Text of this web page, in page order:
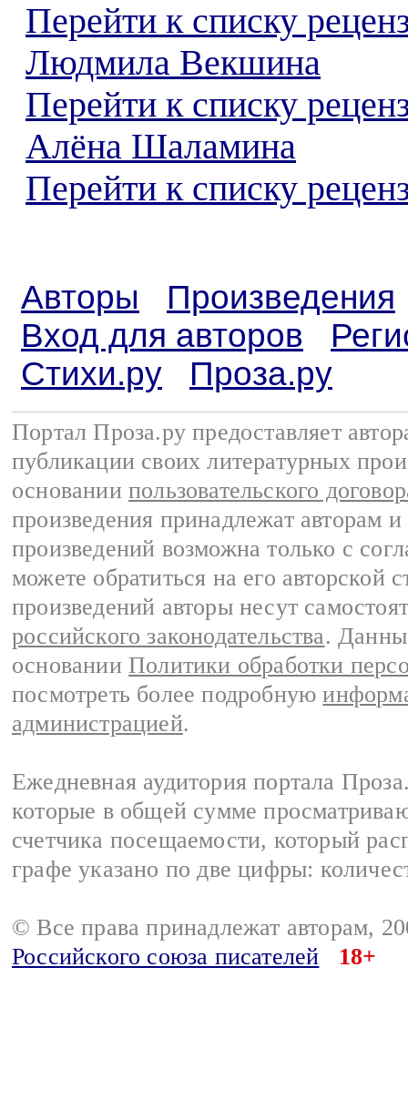
Перейти к списку
Людмила Векшина
Перейти к списку
Алёна Шаламина
Перейти к списку
Авторы
Произведения
Вход для авторов
Стихи.ру
Проза.ру
Портал Проза.ру предоставляет
публикации своих литературных
основании пользовательского
произведения принадлежат авторам
произведений возможна только с
можете обратиться на его авторской
произведений авторы несут
российского законодательства.
основании Политики обработки
посмотреть более подробную
администрацией.
Ежедневная аудитория портала
которые в общей сумме
счетчика посещаемости, который
графе указано по две цифры:
© Все права принадлежат авторам,
Российского союза писателей
18+